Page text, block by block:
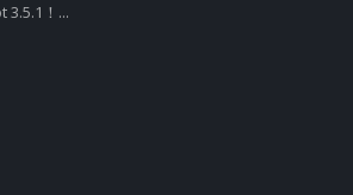
3.5.1！...